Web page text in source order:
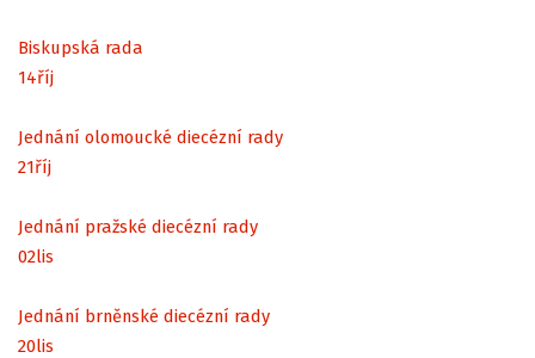
Biskupská rada
14říj
Jednání olomoucké diecézní rady
21říj
Jednání pražské diecézní rady
02lis
Jednání brněnské diecézní rady
20lis